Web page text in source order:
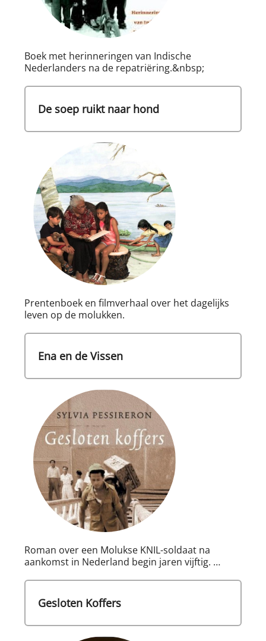
Boek met herinneringen van Indische
Nederlanders na de repatriëring.&nbsp;
De soep ruikt naar hond
Prentenboek en filmverhaal over het dagelijks
leven op de molukken.
Ena en de Vissen
Roman over een Molukse KNIL-soldaat na
aankomst in Nederland begin jaren vijftig. …
Gesloten Koffers